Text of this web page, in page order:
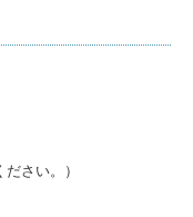
さい。）